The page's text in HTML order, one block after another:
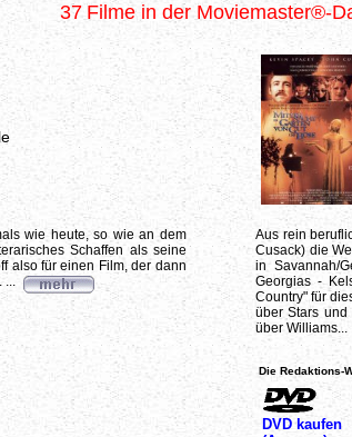
37 Filme in der Moviemaster®-
wie heute, so wie an dem
Schaffen als seine
also für einen Film, der dann
...
Aus rein
Cusack) die
in Savannah/
Georgias -
Country" für
über Stars
über Williams...
Die Redaktions-
DVD kaufen